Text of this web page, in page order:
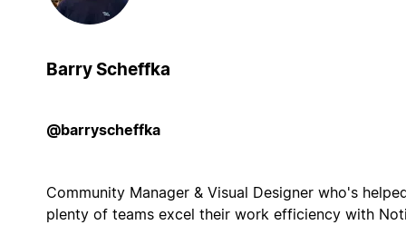
Barry Scheffka
@barryscheffka
Community Manager & Visual Designer who's
plenty of teams excel their work efficiency with